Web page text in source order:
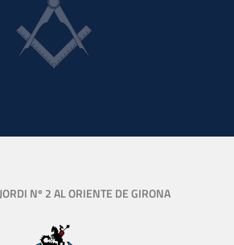
Nº 2 AL ORIENTE DE GIRONA